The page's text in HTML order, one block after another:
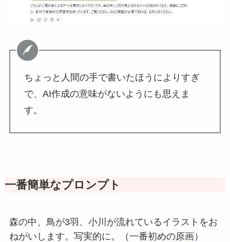
ちょっと人間の手で書いたほうによりすぎ
で、AI作成の意味がないようにも思えま
す。
一番簡単なプロンプト
森の中、鳥が3羽、小川が流れているイラストをお
ねがいします。写実的に。（一番初めの原画）